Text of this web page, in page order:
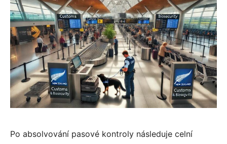
Po absolvování pasové kontroly následuje celní